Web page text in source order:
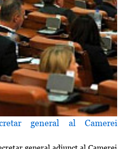
general al Camerei